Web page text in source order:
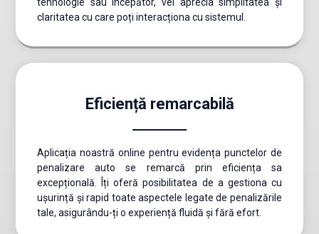
tehnologie sau începător, vei aprecia simplitatea și
claritatea cu care poți interacționa cu sistemul.
Eficiență remarcabilă
Aplicația noastră online pentru evidența punctelor de
penalizare auto se remarcă prin eficiența sa
excepțională. Îți oferă posibilitatea de a gestiona cu
ușurință și rapid toate aspectele legate de penalizările
tale, asigurându-ți o experiență fluidă și fără efort.